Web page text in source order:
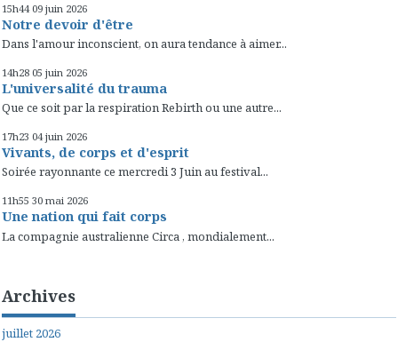
15h44 09 juin 2026
Notre devoir d'être
Dans l'amour inconscient, on aura tendance à aimer...
14h28 05 juin 2026
L'universalité du trauma
Que ce soit par la respiration Rebirth ou une autre...
17h23 04 juin 2026
Vivants, de corps et d'esprit
Soirée rayonnante ce mercredi 3 Juin au festival...
11h55 30 mai 2026
Une nation qui fait corps
La compagnie australienne Circa , mondialement...
Archives
juillet 2026